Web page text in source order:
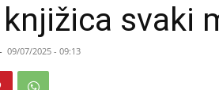
svaki
- 09/07/2025 - 09:13